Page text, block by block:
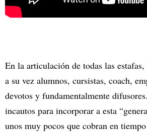
En la articulación de todas las
a su vez alumnos, cursistas, coach,
devotos y fundamentalmente
incautos para incorporar a esta
unos muy pocos que cobran en